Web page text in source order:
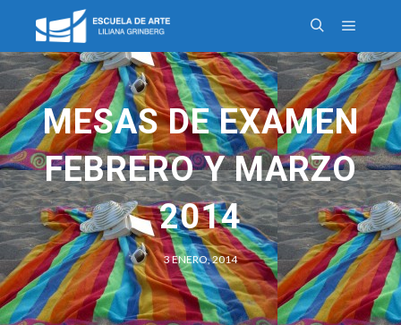
MESAS DE EXAMEN
FEBRERO Y MARZO
2014
3 ENERO, 2014